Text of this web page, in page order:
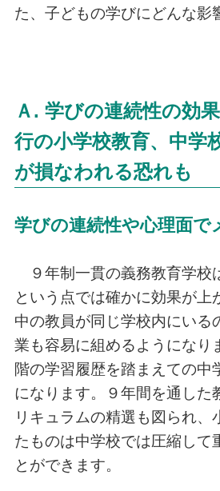
た、子どもの学びにどんな影
Ａ. 学びの連続性の効
行の小学校教育、中学
が損なわれる恐れも
学びの連続性や心理面で
９年制一貫の義務教育学校
という点では確かに効果が上
中の教員が同じ学校内にいる
業も容易に組めるようになり
階の学習履歴を踏まえての中
になります。９年間を通した
リキュラムの精選も図られ、
たものは中学校では圧縮して
とができます。